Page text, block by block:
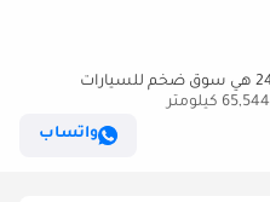
مرسيدس بنز A 200 PREMIUM كارس24 هي سوق ضخم للسيارات
المستعملة موثوق ومضمون ٪كارس24 هي سوق ضخم للسيارات
65,544 كيلومتر
واتساب